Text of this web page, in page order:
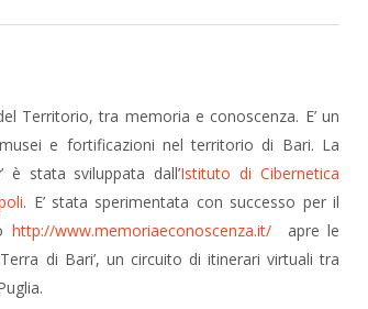
Territorio, tra memoria e conoscenza. E’ un
e fortificazioni nel territorio di Bari. La
è stata sviluppata dall’Istituto di Cibernetica
. E’ stata sperimentata con successo per il
http://www.memoriaeconoscenza.it/apre le
di Bari’, un circuito di itinerari virtuali tra